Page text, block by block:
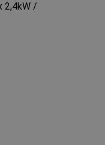
2,4kW /